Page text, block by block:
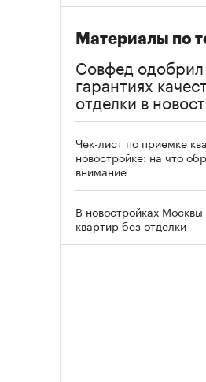
Материалы по
Совфед одобрил
гарантиях
отделки в
Чек-лист по приемке
новостройке: на что
внимание
В новостройках
квартир без отделки